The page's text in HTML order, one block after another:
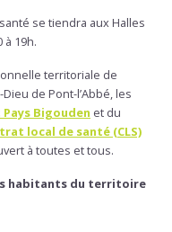
se tiendra aux Halles
à 19h.
territoriale de
de Pont-l’Abbé, les
Bigouden et du
local de santé (CLS)
à toutes et tous.
habitants du territoire